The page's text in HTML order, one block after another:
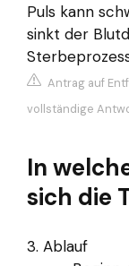
Puls kann
sinkt der
Antrag auf
vollständige
In
sich die
3. Ablauf